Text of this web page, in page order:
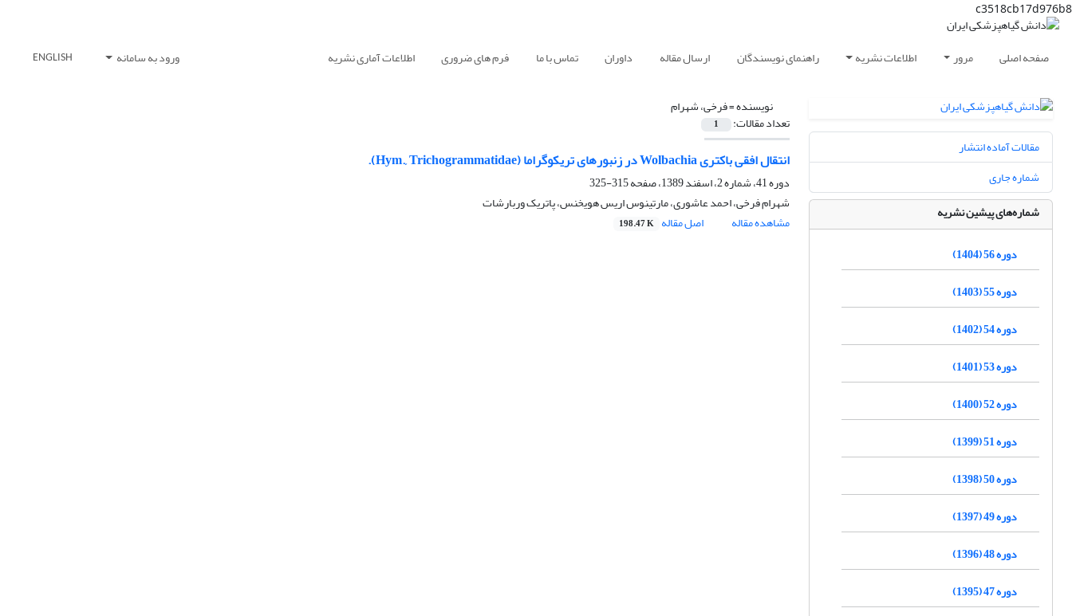
c3518cb17d976b8
صفحه اصلی مرور اطلاعات نشریه راهنمای نویسندگان ارسال مقاله داوران تماس با ما فرم های ضروری اطلاعات آماری نشریه ورود به سامانه ENGLISH
نویسنده =فرخی، شهرام
تعداد مقالات: 1
انتقال افقی باکتری Wolbachia در زنبورهای تریکوگراما (Hym., Trichogrammatidae).
دوره 41، شماره 2، اسفند 1389، صفحه
315-325
شهرام فرخی، احمد عاشوری، مارتینوس اریس هویخنس، پاتریک وربارشات
مشاهده مقاله
اصل مقاله 198.47 K
مقالات آماده انتشار
شماره جاری
شماره‌های پیشین نشریه
دوره 56 (1404)
دوره 55 (1403)
دوره 54 (1402)
دوره 53 (1401)
دوره 52 (1400)
دوره 51 (1399)
دوره 50 (1398)
دوره 49 (1397)
دوره 48 (1396)
دوره 47 (1395)